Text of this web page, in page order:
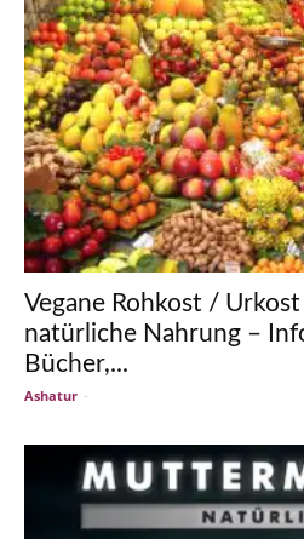
Vegane Rohkost /
natürliche Nahrung –
Bücher,...
Ashatur -